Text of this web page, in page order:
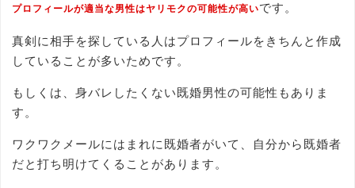
プロフィールが適当な男性はヤリモクの可能性が高いです。
真剣に相手を探している人はプロフィールをきちんと作成
していることが多いためです。
もしくは、身バレしたくない既婚男性の可能性もありま
す。
ワクワクメールにはまれに既婚者がいて、自分から既婚者
だと打ち明けてくることがあります。